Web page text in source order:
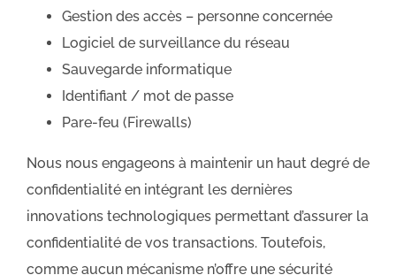
Gestion des accès – personne concernée
Logiciel de surveillance du réseau
Sauvegarde informatique
Identifiant / mot de passe
Pare-feu (Firewalls)
Nous nous engageons à maintenir un haut degré de
confidentialité en intégrant les dernières
innovations technologiques permettant d’assurer la
confidentialité de vos transactions. Toutefois,
comme aucun mécanisme n’offre une sécurité